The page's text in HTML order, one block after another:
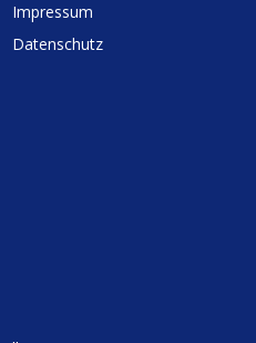
Impressum
Daten­schutz